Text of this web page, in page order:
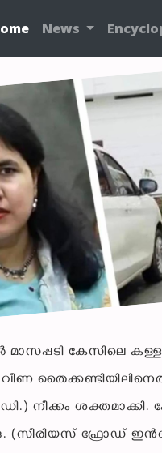
News
കേസിലെ
നീക്കം ശക്തമാക്കി.
ഫ്രോഡ്